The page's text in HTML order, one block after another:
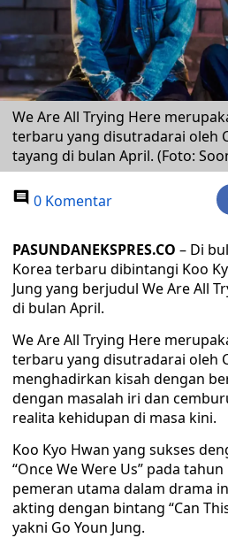
We Are All Trying Here
terbaru yang disutradarai oleh
tayang di bulan April. (Foto:
0 Komentar
PASUNDANEKSPRES.CO – Di
Korea terbaru dibintangi Koo
Jung yang berjudul We Are All
di bulan April.
We Are All Trying Here
terbaru yang disutradarai oleh
menghadirkan kisah dengan
dengan masalah iri dan
realita kehidupan di masa kini.
Koo Kyo Hwan yang sukses
“Once We Were Us” pada
pemeran utama dalam drama
akting dengan bintang “Can
yakni Go Youn Jung.